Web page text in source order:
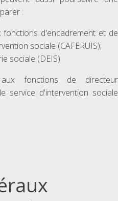
:
d'encadrement et de
sociale (CAFERUIS);
sociale (DEIS)
fonctions de directeur
service d'intervention sociale